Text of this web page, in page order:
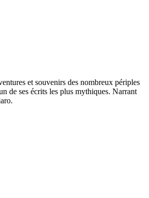
et souvenirs des nombreux périples
de ses écrits les plus mythiques. Narrant